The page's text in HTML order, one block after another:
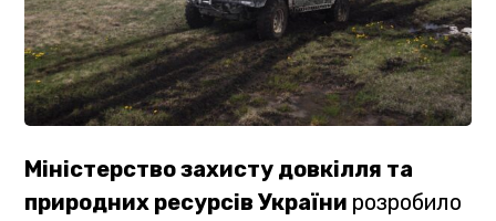
Міністерство захисту довкілля та
природних ресурсів України розробило